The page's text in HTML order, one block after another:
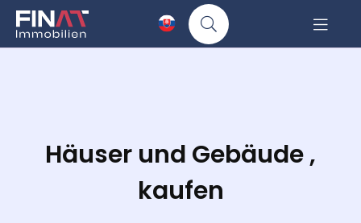
Häuser und Gebäude ,
kaufen